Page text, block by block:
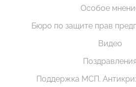
Особое
Бюро по защите прав
Видео
Поздравления
Поддержка МСП.